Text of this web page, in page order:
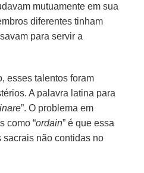
mutuamente em sua
diferentes tinham
para servir a
esses talentos foram
A palavra latina para
”. O problema em
como “ordain” é que essa
sacrais não contidas no